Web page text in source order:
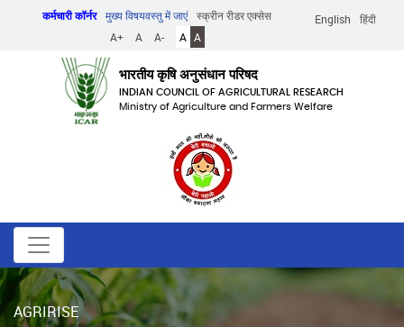
English हिंदी
कर्मचारी कॉर्नर मुख्य विषयवस्तु में जाएं
स्क्रीन रीडर एक्सेस
A+
A A- A A
भारतीय कृषि अनुसंधान परिषद
INDIAN COUNCIL OF AGRICULTURAL RESEARCH
Ministry of Agriculture and Farmers Welfare
AGRIRISE